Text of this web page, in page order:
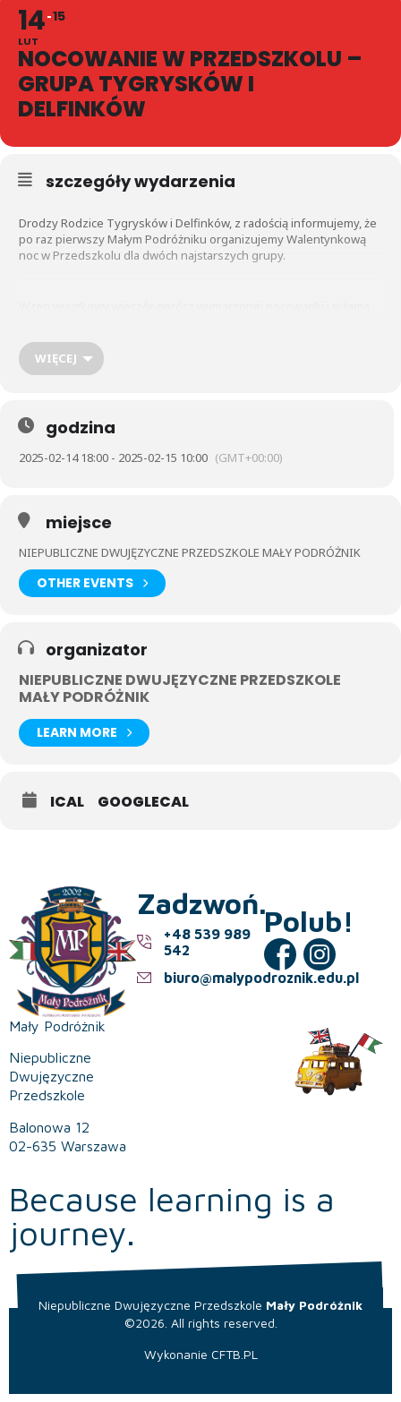
14
LUT
15
NOCOWANIE W PRZEDSZKOLU –
GRUPA TYGRYSKÓW I
DELFINKÓW
szczegóły wydarzenia
Drodzy Rodzice Tygrysków i Delfinków, z radością informujemy, że
po raz pierwszy Małym Podróżniku organizujemy Walentynkową
noc w Przedszkolu dla dwóch najstarszych grupy.
walentynkowe zabawy i zagadki, serduszkowy tor przeszkód,
labirynt zmysłów, dyskoteka z serduszkami, seans filmowy a także
ciastelinowe wyzwania.
Przedszkolaki będą się nie tylko doskonale bawić ale zjedzą także
Walentynkową kolację, przekąski oraz śniadanie.
WIĘCEJ
godzina
2025-02-14 18:00 - 2025-02-15 10:00 (GMT+00:00)
miejsce
NIEPUBLICZNE DWUJĘZYCZNE PRZEDSZKOLE MAŁY PODRÓŻNIK
OTHER EVENTS
organizator
NIEPUBLICZNE DWUJĘZYCZNE PRZEDSZKOLE
MAŁY PODRÓŻNIK
LEARN MORE
ICAL GOOGLECAL
Mały Podróżnik
Niepubliczne
Dwujęzyczne
Przedszkole
Balonowa 12
02-635 Warszawa
Zadzwoń.
+48 539 989
542
biuro@malypodroznik.edu.pl
Polub!
Because learning is a
journey.
Niepubliczne Dwujęzyczne Przedszkole Mały Podróżnik
©2026. All rights reserved.
Wykonanie CFTB.PL